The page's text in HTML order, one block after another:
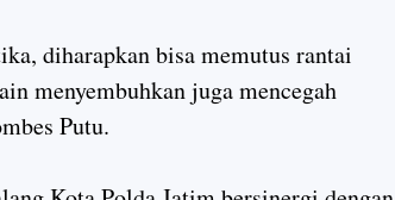
diharapkan bisa memutus rantai
menyembuhkan juga mencegah
Putu.